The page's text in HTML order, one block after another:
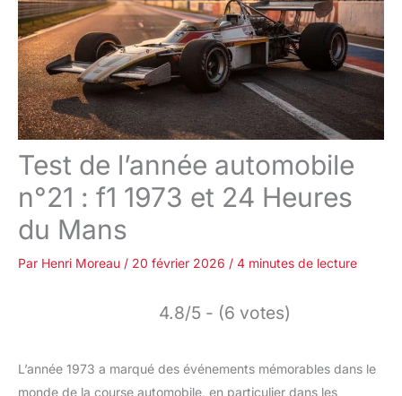
Test de l’année automobile
n°21 : f1 1973 et 24 Heures
du Mans
Par Henri Moreau / 20 février 2026 / 4 minutes de lecture
4.8/5 - (6 votes)
L’année 1973 a marqué des événements mémorables dans le
monde de la course automobile, en particulier dans les